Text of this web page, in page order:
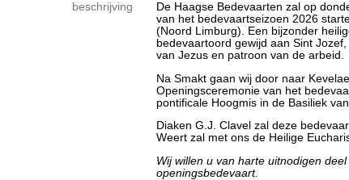
beschrijving
De Haagse Bedevaarten zal op
van het bedevaartseizoen 2026
(Noord Limburg). Een bijzonder
bedevaartoord gewijd aan Sint
van Jezus en patroon van de arbeid.
Na Smakt gaan wij door naar
Openingsceremonie van het
pontificale Hoogmis in de Basiliek
Diaken G.J. Clavel zal deze
Weert zal met ons de Heilige
Wij willen u van harte uitnodigen
openingsbedevaart.